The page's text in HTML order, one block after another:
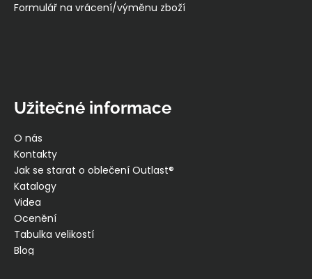
Formulář na vrácení/výměnu zboží
Užitečné informace
O nás
Kontakty
Jak se starat o oblečení Outlast®
Katalogy
Videa
Ocenění
Tabulka velikostí
Blog